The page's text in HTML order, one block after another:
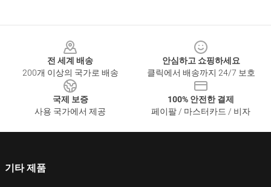
전 세계 배송
200개 이상의 국가로 배송
안심하고 쇼핑하세요
클릭에서 배송까지 24/7 보호
국제 보증
사용 국가에서 제공
100% 안전한 결제
페이팔 / 마스터카드 / 비자
기타 제품